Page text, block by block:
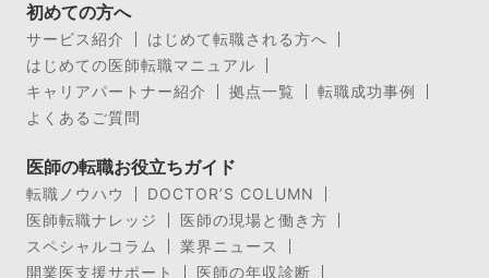
初めての方へ
サービス紹介
はじめて転職される方へ
はじめての医師転職マニュアル
キャリアパートナー紹介
拠点一覧
転職成功事例
よくあるご質問
医師の転職お役立ちガイド
転職ノウハウ
DOCTOR’S COLUMN
医師転職ナレッジ
医師の現場と働き方
スペシャルコラム
業界ニュース
開業医支援サポート
医師の年収診断